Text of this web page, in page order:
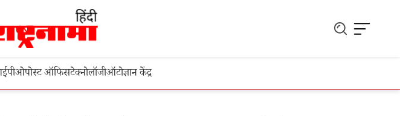
पोस्ट ऑफिसटेक्नोलॉजीऑटोज्ञान केंद्र